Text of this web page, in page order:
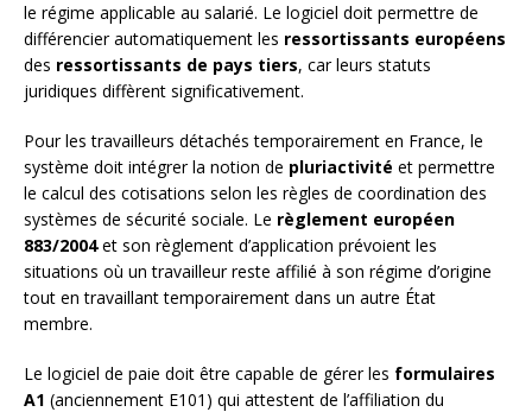
le régime applicable au salarié. Le logiciel doit permettre de
différencier automatiquement les ressortissants européens
des ressortissants de pays tiers, car leurs statuts
juridiques diffèrent significativement.
Pour les travailleurs détachés temporairement en France, le
système doit intégrer la notion de pluriactivité et permettre
le calcul des cotisations selon les règles de coordination des
systèmes de sécurité sociale. Le règlement européen
883/2004et son règlement d’application prévoient les
situations où un travailleur reste affilié à son régime d’origine
tout en travaillant temporairement dans un autre État
membre.
Le logiciel de paie doit être capable de gérer les formulaires
A1 (anciennement E101) qui attestent de l’affiliation du